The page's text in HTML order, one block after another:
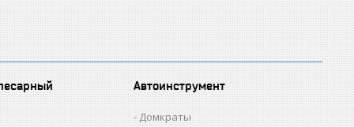
Автоинструмент
Домкраты